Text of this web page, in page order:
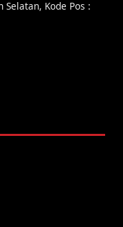
Kode Pos :